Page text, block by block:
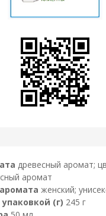
древесный аромат;
аромат
женский;
(г) 245 г